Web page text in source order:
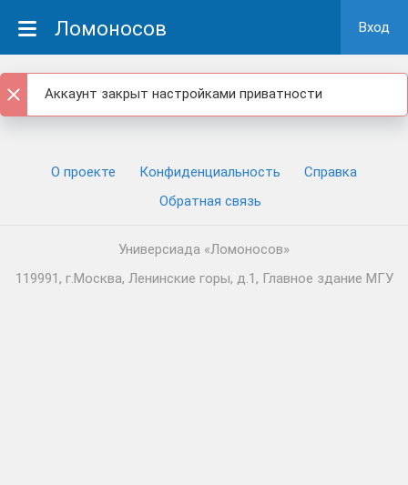
Ломоносов Вход
Аккаунт закрыт настройками приватности
О проекте Конфиденциальность
Cправка
Обратная связь
Универсиада «Ломоносов»
119991, г.Москва, Ленинские горы, д.1, Главное здание МГУ